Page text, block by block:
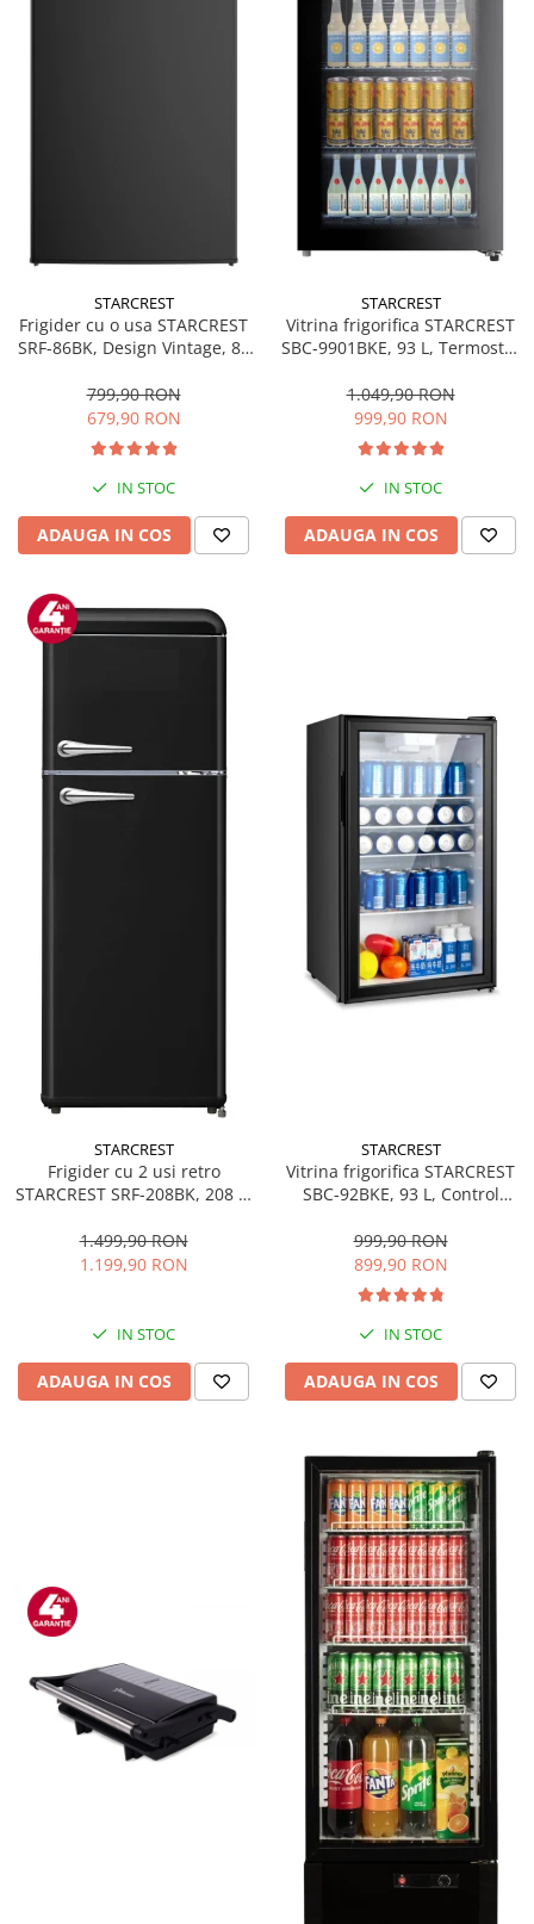
Accesorii aparate climatizare
Aeroterme
Aparate de spalat cu presiune
Climatizare
Purificatoare
Ingrijire personala
Aparate & Accesorii ingrijire
personala
Obiecte sanitare
Accesorii
STARCREST
Frigider cu o usa STARCREST
SRF-86BK, Design Vintage, 85
interioara, H 84 cm, Negru
799,90 RON
679,90 RON
IN STOC
ADAUGA IN COS
STARCREST
Vitrina frigorifica STARCREST
SBC-9901BKE, 93 L, Termostat
sticla, H 84.5 cm, Negru
1.049,90 RON
999,90 RON
IN STOC
ADAUGA IN COS
STARCREST
Frigider cu 2 usi retro
STARCREST SRF-208BK, 208 L,
Iluminare LED, Termostat
Reglabil, H 147 cm, Negru
1.499,90 RON
1.199,90 RON
IN STOC
ADAUGA IN COS
STARCREST
Vitrina frigorifica STARCREST
SBC-92BKE, 93 L, Control
83.2 cm, Negru
999,90 RON
899,90 RON
IN STOC
ADAUGA IN COS